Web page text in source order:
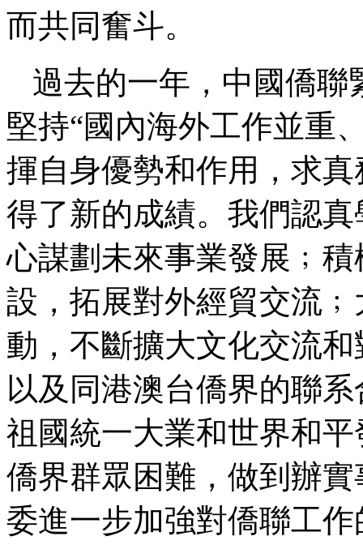
而共同奮斗。
過去的一年，中國僑聯
堅持“國內海外工作並重
揮自身優勢和作用，求
得了新的成績。我們認
心謀劃未來事業發展﹔
設，拓展對外經貿交流
動，不斷擴大文化交流
以及同港澳台僑界的聯
祖國統一大業和世界和
僑界群眾困難，做到辦
委進一步加強對僑聯工